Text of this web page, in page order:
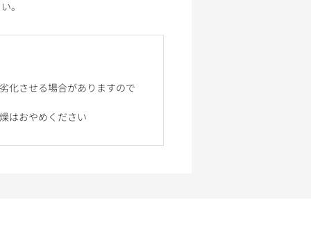
。
化させる場合がありますので
はおやめください